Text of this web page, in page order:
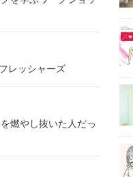
レッシャーズ
燃やし抜いた人だっ